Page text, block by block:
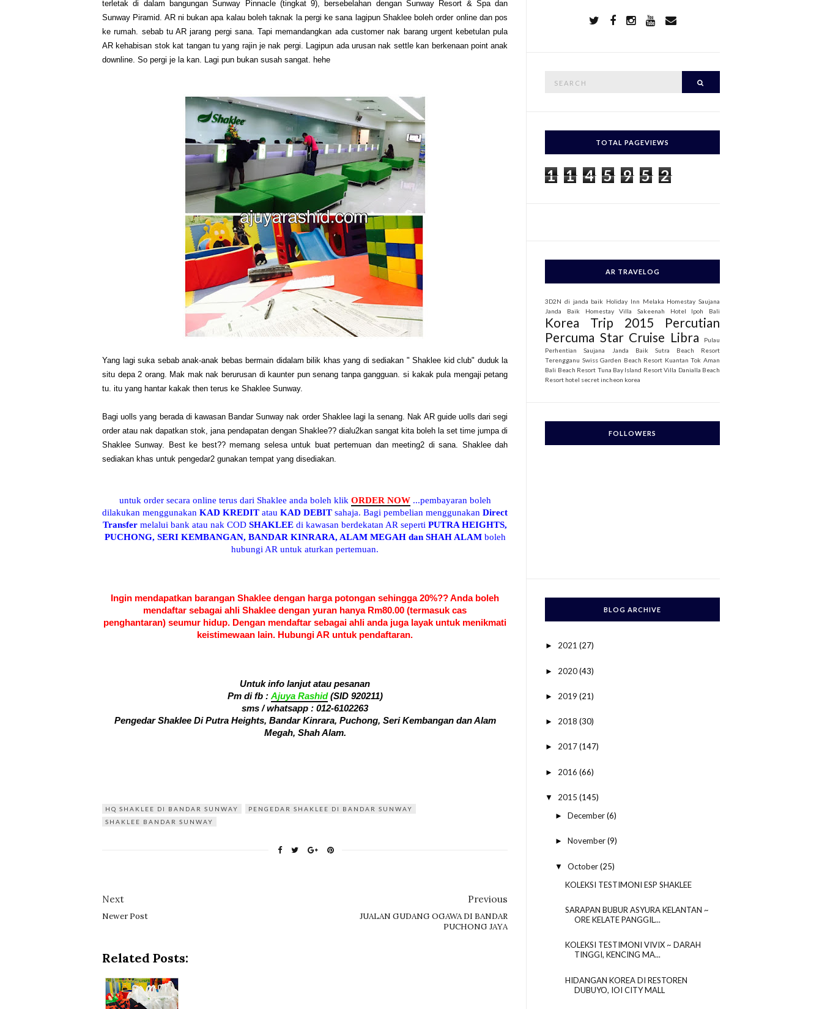
terletak di dalam bangungan Sunway Pinnacle (tingkat 9), bersebelahan dengan Sunway Resort & Spa dan
Sunway Piramid. AR ni bukan apa kalau boleh taknak la pergi ke sana lagipun Shaklee boleh order online dan pos
ke rumah. sebab tu AR jarang pergi sana. Tapi memandangkan ada customer nak barang urgent kebetulan pula
AR kehabisan stok kat tangan tu yang rajin je nak pergi. Lagipun ada urusan nak settle kan berkenaan point anak
downline. So pergi je la kan. Lagi pun bukan susah sangat. hehe
Yang lagi suka sebab anak-anak bebas bermain didalam bilik khas yang di sediakan " Shaklee kid club" duduk la
situ depa 2 orang. Mak mak nak berurusan di kaunter pun senang tanpa gangguan. si kakak pula mengaji petang
tu. itu yang hantar kakak then terus ke Shaklee Sunway.
Bagi uolls yang berada di kawasan Bandar Sunway nak order Shaklee lagi la senang. Nak AR guide uolls dari segi
order atau nak dapatkan stok, jana pendapatan dengan Shaklee?? dialu2kan sangat kita boleh la set time jumpa di
Shaklee Sunway. Best ke best?? memang selesa untuk buat pertemuan dan meeting2 di sana. Shaklee dah
sediakan khas untuk pengedar2 gunakan tempat yang disediakan.
untuk order secara online terus dari Shaklee anda boleh klik ORDER NOW...pembayaran boleh
dilakukan menggunakanKAD KREDIT atauKAD DEBITsahaja. Bagi pembelian menggunakanDirect
Transfer melalui bank atau nak CODSHAKLEE di kawasan berdekatan AR sepertiPUTRA HEIGHTS,
PUCHONG, SERI KEMBANGAN, BANDAR KINRARA, ALAM MEGAH dan SHAH ALAM boleh
hubungi AR untuk aturkan pertemuan.
Ingin mendapatkan barangan Shaklee dengan harga potongan sehingga 20%?? Anda boleh
mendaftar sebagai ahli Shaklee dengan yuran hanya Rm80.00 (termasuk cas
penghantaran) seumur hidup. Dengan mendaftar sebagai ahli anda juga layak untuk menikmati
keistimewaan lain. Hubungi AR untuk pendaftaran.
Untuk info lanjut atau pesanan
Pm di fb : Ajuya Rashid (SID 920211)
sms / whatsapp :012-6102263
Pengedar Shaklee Di Putra Heights, Bandar Kinrara, Puchong, Seri Kembangan dan Alam
Megah, Shah Alam.
HQ SHAKLEE DI BANDAR SUNWAY
PENGEDAR SHAKLEE DI BANDAR SUNWAY
SHAKLEE BANDAR SUNWAY
Next
Newer Post
Previous
JUALAN GUDANG OGAWA DI BANDAR
PUCHONG JAYA
Related Posts:
r
TOTAL PAGEVIEWS
1 1 4 5 9 5 2
AR TRAVELOG
3D2N di janda baik Holiday Inn Melaka Homestay Saujana
Janda Baik
Homestay Villa Sakeenah Hotel Ipoh Bali
Korea Trip 2015
Percutian
Percuma Star Cruise Libra
Pulau
Perhentian
Saujana Janda Baik
Sutra Beach Resort
Terengganu Swiss Garden Beach Resort Kuantan Tok Aman
Bali Beach Resort Tuna Bay Island Resort Villa Danialla Beach
Resort hotel secret incheon korea
FOLLOWERS
BLOG ARCHIVE
► 2021(27)
► 2020(43)
► 2019(21)
► 2018(30)
► 2017(147)
► 2016(66)
▼ 2015(145)
► December(6)
► November(9)
▼ October(25)
KOLEKSI TESTIMONI ESP SHAKLEE
SARAPAN BUBUR ASYURA KELANTAN ~
ORE KELATE PANGGIL...
KOLEKSI TESTIMONI VIVIX ~ DARAH
TINGGI, KENCING MA...
HIDANGAN KOREA DI RESTOREN
DUBUYO, IOI CITY MALL